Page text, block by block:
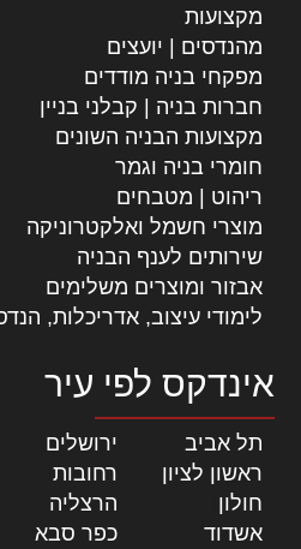
מקצועות
מהנדסים | יועצים
מפקחי בניה מודדים
חברות בניה | קבלני בניין
מקצועות הבניה השונים
חומרי בניה וגמר
ריהוט | מטבחים
מוצרי חשמל ואלקטרוניקה
שירותים לענף הבניה
אבזור ומוצרים משלימים
לימודי עיצוב, אדריכלות,
אינדקס לפי עיר
תל אביב ירושלים
ראשון לציון
רחובות
חולון
הרצליה
אשדוד
כפר סבא